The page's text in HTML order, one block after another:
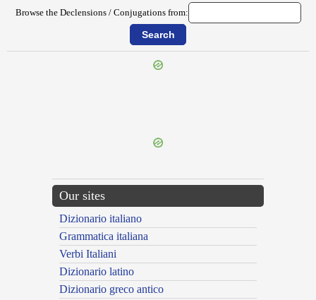
Browse the Declensions / Conjugations from:
Our sites
Dizionario italiano
Grammatica italiana
Verbi Italiani
Dizionario latino
Dizionario greco antico